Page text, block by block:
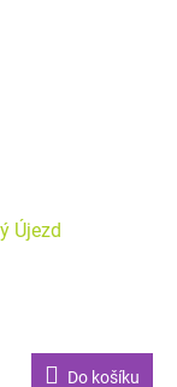
Újezd
Do košíku